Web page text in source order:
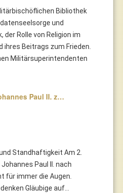
Bibliothek
und
Rolle von Religion im
Beitrags zum Frieden.
Militärsuperintendenten
Paul II. z…
Standhaftigkeit Am 2.
Paul II. nach
für immer die Augen.
Gläubige auf...